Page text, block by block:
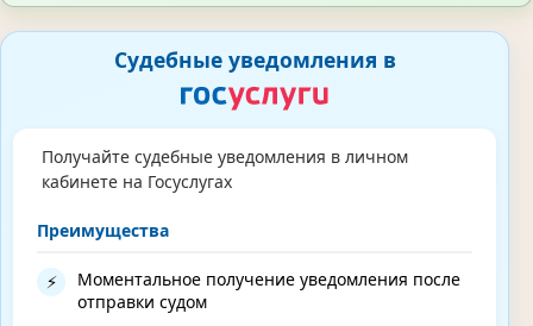
Судебные уведомления в
Получайте судебные уведомления в личном
кабинете на Госуслугах
Преимущества
⚡
Моментальное получение уведомления после
отправки судом